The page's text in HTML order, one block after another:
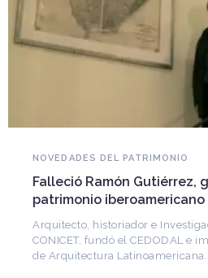
NOVEDADES DEL PATRIMONIO
Falleció Ramón Gutiérrez,
patrimonio iberoamericano
Arquitecto, historiador e
CONICET, fundó el CEDODAL e
de Arquitectura